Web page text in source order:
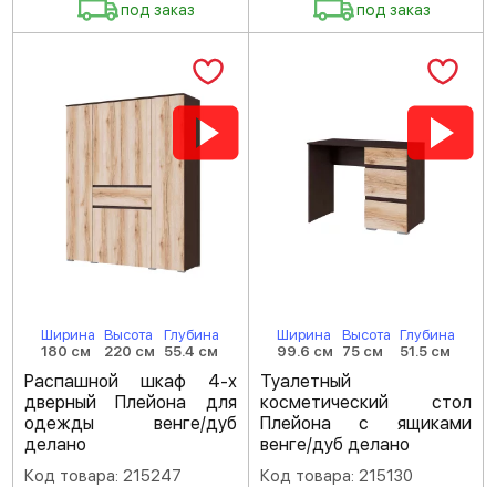
под заказ под заказ
Ширина
180 см
Высота
220 см
Глубина
55.4 см
Распашной шкаф 4-х
дверный Плейона для
одежды венге/дуб
делано
Код товара: 215247
Ширина
99.6 см
Высота
75 см
Глубина
51.5 см
Туалетный
косметический стол
Плейона с ящиками
венге/дуб делано
Код товара: 215130